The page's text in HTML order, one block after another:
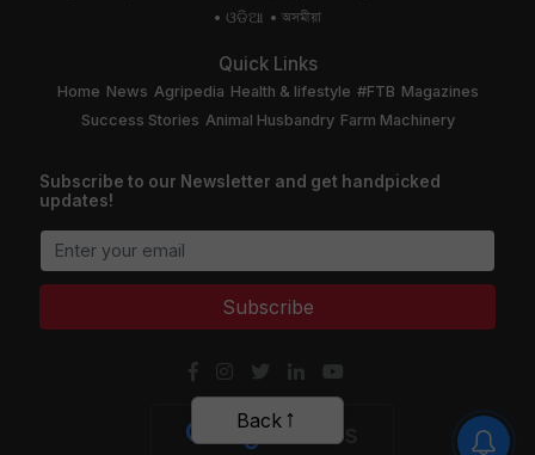
ଓଡିଆ
অসমীয়া
Quick Links
Home News Agripedia Health & lifestyle #FTB Magazines
Success Stories Animal Husbandry Farm Machinery
Subscribe to our Newsletter and get handpicked
updates!
Subscribe